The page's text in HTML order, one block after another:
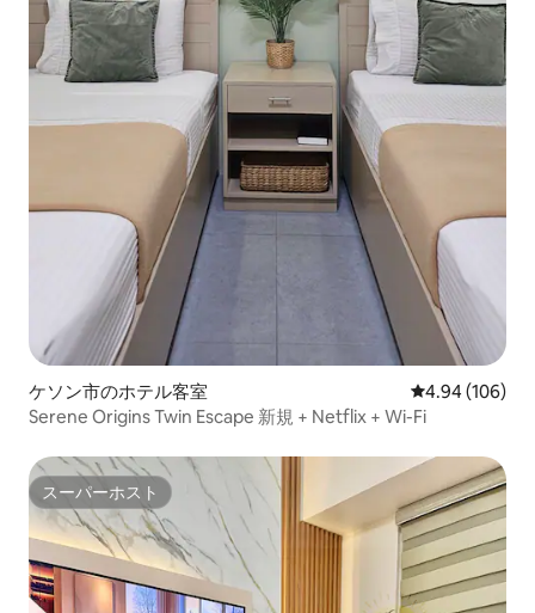
ケソン市のホテル客室 レビュー106
4.94 (106)
Serene Origins Twin Escape 新規 + Netflix + Wi-Fi
スーパーホスト
スーパーホスト